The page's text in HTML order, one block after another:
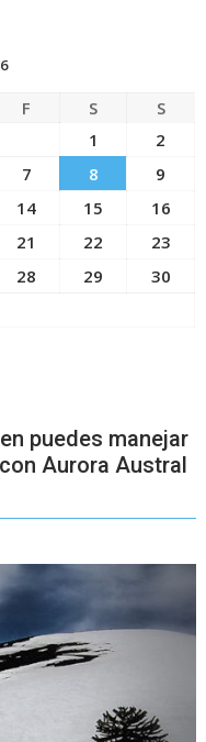
F S
S
1
2
7 8
9
14 15
16
21 22
23
28 29
30
puedes manejar
Aurora Austral